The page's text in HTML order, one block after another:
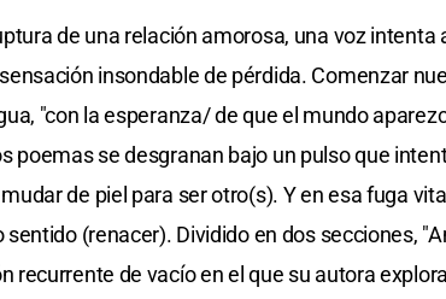
de una relación amorosa, una voz
insondable de pérdida. Comenzar
"con la esperanza/ de que el mundo
poemas se desgranan bajo un pulso que
de piel para ser otro(s). Y en esa fuga
sentido (renacer). Dividido en dos secciones,
recurrente de vacío en el que su autora